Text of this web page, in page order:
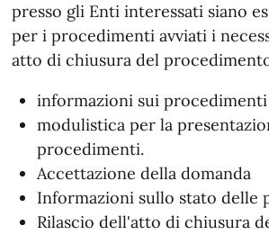
presso gli Enti interessati siano
per i procedimenti avviati i
atto di chiusura del
informazioni sui
modulistica per la
procedimenti.
Accettazione della domanda
Informazioni sullo stato delle
Rilascio dell'atto di chiusura